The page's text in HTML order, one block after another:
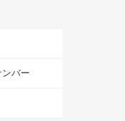
バー